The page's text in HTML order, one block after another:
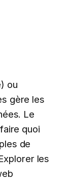
ou
gère les
Le
quoi
de
les